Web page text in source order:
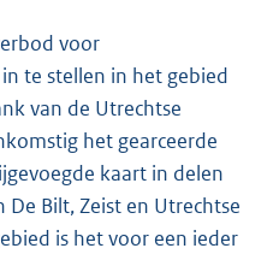
voor
te stellen in het gebied
van de Utrechtse
het gearceerde
kaart in delen
Bilt, Zeist en Utrechtse
is het voor een ieder